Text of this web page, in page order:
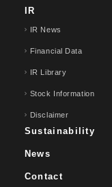
IR
IR News
Financial Data
IR Library
Stock Information
Disclaimer
Sustainability
News
Contact